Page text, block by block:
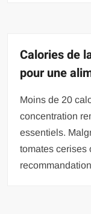
Calories de
pour une
Moins de 20
concentration
essentiels.
tomates cerises